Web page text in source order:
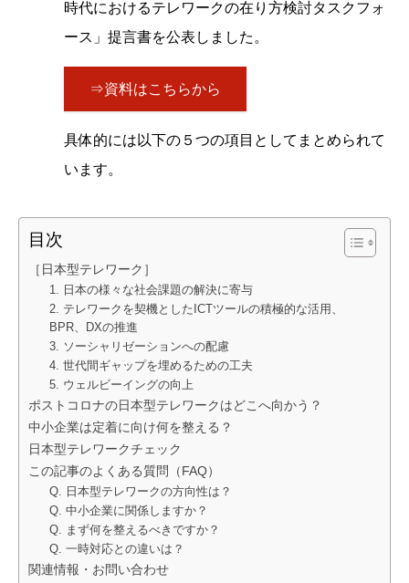
時代におけるテレワークの在り方検討タスクフォ
ース」提言書を公表しました。
⇒資料はこちらから
具体的には以下の５つの項目としてまとめられて
います。
目次
［日本型テレワーク］
1. 日本の様々な社会課題の解決に寄与
2. テレワークを契機としたICTツールの積極的な活用、
BPR、DXの推進
3. ソーシャリゼーションへの配慮
4. 世代間ギャップを埋めるための工夫
5. ウェルビーイングの向上
ポストコロナの日本型テレワークはどこへ向かう？
中小企業は定着に向け何を整える？
日本型テレワークチェック
この記事のよくある質問（FAQ）
Q. 日本型テレワークの方向性は？
Q. 中小企業に関係しますか？
Q. まず何を整えるべきですか？
Q. 一時対応との違いは？
関連情報・お問い合わせ